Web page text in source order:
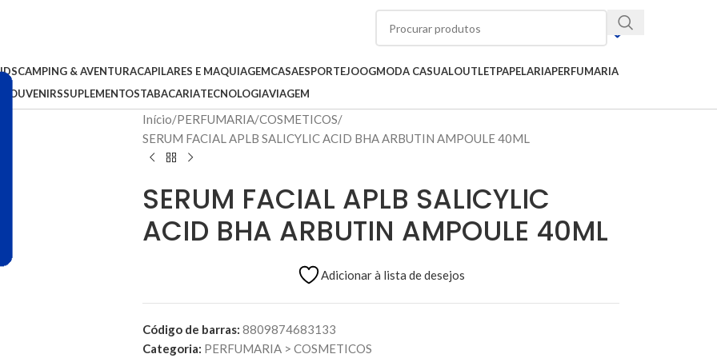
CAMPING & AVENTURACAPILARES E MAQUIAGEMCASAESPORTEJOOGMODA CASUALOUTLETPAPELARIAPERFUMARIA
SOUVENIRSSUPLEMENTOSTABACARIATECNOLOGIAVIAGEM
Início PERFUMARIA COSMETICOS
SERUM FACIAL APLB SALICYLIC ACID BHA ARBUTIN AMPOULE 40ML
SERUM FACIAL APLB SALICYLIC
ACID BHA ARBUTIN AMPOULE 40ML
Adicionar à lista de desejos
Código de barras: 8809874683133
Categoria: PERFUMARIA > COSMETICOS